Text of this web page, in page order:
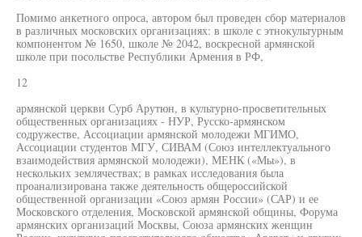
Помимо анкетного опроса, автором был проведен сбор материалов
в различных московских организациях: в школе с этнокультурным
компонентом № 1650, школе № 2042, воскресной армянской
школе при посольстве Республики Армения в РФ,
12
армянской церкви Сурб Арутюн, в культурно-просветительных
общественных организациях - НУР, Русско-армянском
содружестве, Ассоциации армянской молодежи МГИМО,
Ассоциации студентов МГУ, СИВАМ (Союз интеллектуального
взаимодействия армянской молодежи), МЕНК («Мы»), в
нескольких землячествах; в рамках исследования была
проанализирована также деятельность общероссийской
общественной организации «Союз армян России» (САР) и ее
Московского отделения, Московской армянской общины, Форума
армянских организаций Москвы, Союза армянских женщин